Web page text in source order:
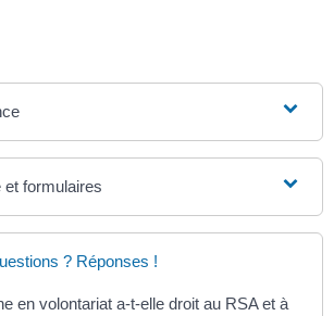
et formulaires
? Réponses !
en volontariat a-t-elle droit au RSA et à